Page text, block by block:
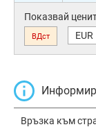
Показвай
ВДст EUR
Връзка към